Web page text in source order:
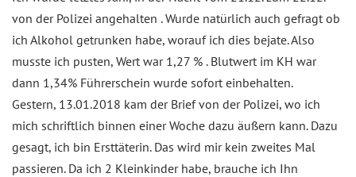
von der Polizei angehalten . Wurde natürlich auch gefragt ob
ich Alkohol getrunken habe, worauf ich dies bejate. Also
musste ich pusten, Wert war 1,27 % . Blutwert im KH war
dann 1,34% Führerschein wurde sofort einbehalten.
Gestern, 13.01.2018 kam der Brief von der Polizei, wo ich
mich schriftlich binnen einer Woche dazu äußern kann. Dazu
gesagt, ich bin Ersttäterin. Das wird mir kein zweites Mal
passieren. Da ich 2 Kleinkinder habe, brauche ich Ihn